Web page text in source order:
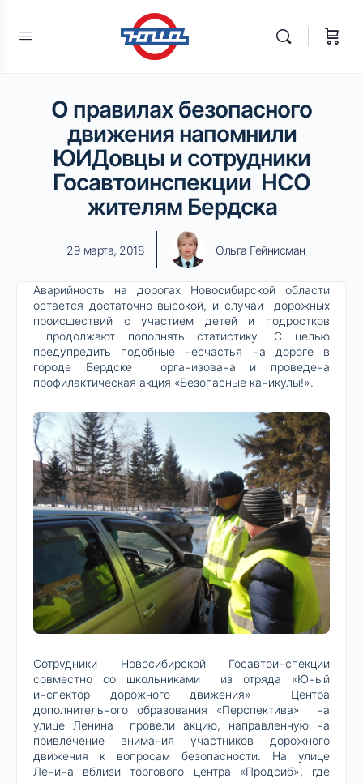
О правилах безопасного
движения напомнили
ЮИДовцы и сотрудники
Госавтоинспекции НСО
жителям Бердска
29 марта, 2018 Ольга Гейнисман
Аварийность на дорогах Новосибирской области
остается достаточно высокой, и случаи дорожных
происшествий с участием детей и подростков
продолжают пополнять статистику. С целью
предупредить подобные несчастья на дороге в
городе Бердске организована и проведена
профилактическая акция «Безопасные каникулы!».
Сотрудники Новосибирской Госавтоинспекции
совместно со школьниками из отряда «Юный
инспектор дорожного движения» Центра
дополнительного образования «Перспектива» на
улице Ленина провели акцию, направленную на
привлечение внимания участников дорожного
движения к вопросам безопасности. На улице
Ленина вблизи торгового центра «Продсиб», где